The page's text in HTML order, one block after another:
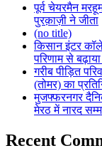
पूर्व चेयरमैन
पुरक़ाज़ी ने जीता
(no title)
किसान इंटर
परिणाम से
गरीब पीड़ित
(तोमर) का
मुजफ्फरनगर
मेरठ में नारद
Recent